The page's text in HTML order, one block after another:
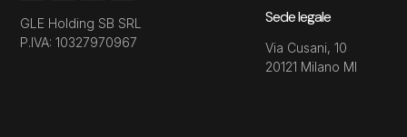
GLE Holding SB SRL
P.IVA: 10327970967
Sede legale
Via Cusani, 10
20121 Milano MI